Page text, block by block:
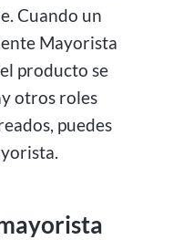
Cuando un
Mayorista
producto se
otros roles
puedes